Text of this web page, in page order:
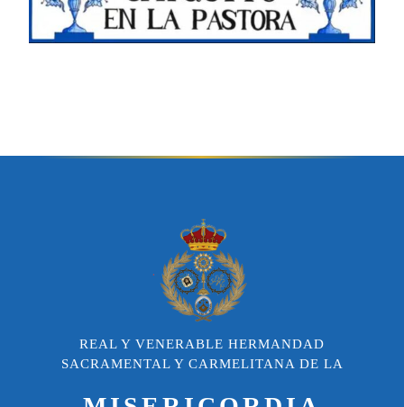
REAL Y VENERABLE HERMANDAD
SACRAMENTAL Y CARMELITANA DE LA